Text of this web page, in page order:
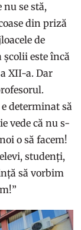
se stă,
din priză
de
este încă
XII-a. Dar
determinat să
vede că nu s-
o să facem!
studenți,
să vorbim